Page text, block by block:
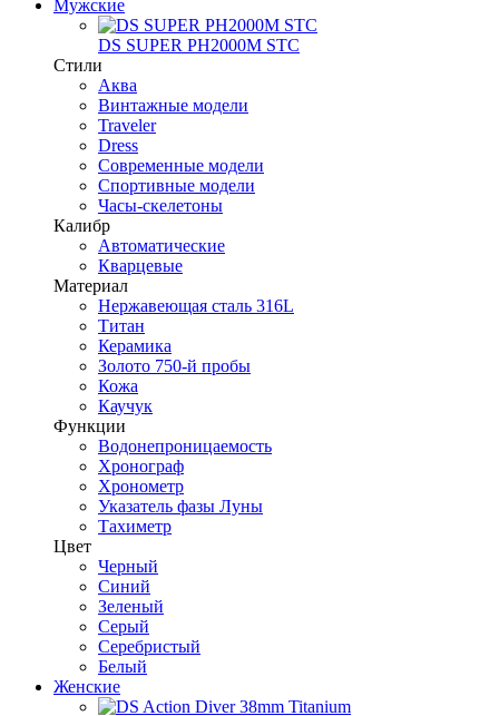
Мужские
DS SUPER PH2000M STC
Стили
Аква
Винтажные модели
Traveler
Dress
Современные модели
Спортивные модели
Часы-скелетоны
Калибр
Автоматические
Кварцевые
Материал
Нержавеющая сталь 316L
Титан
Керамика
Золото 750-й пробы
Кожа
Каучук
Функции
Водонепроницаемость
Хронограф
Хронометр
Указатель фазы Луны
Тахиметр
Цвет
Черный
Синий
Зеленый
Серый
Серебристый
Белый
Женские